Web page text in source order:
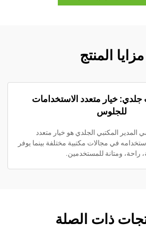
مزايا المنتج
خيار متعدد الاستخدامات
للجلوس
المدير المكتبي الجلدي هو خيار متعدد
في مجالات مكتبية مختلفة بينما يوفر
راحة، ومتانة للمستخدمين.
ذات الصلة